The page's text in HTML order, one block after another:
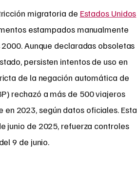
migratoria de Estados Unidos
estampados manualmente
Aunque declaradas obsoletas
persisten intentos de uso en
de la negación automática de
rechazó a más de 500 viajeros
2023, según datos oficiales. Esta
junio de 2025, refuerza controles
9 de junio.